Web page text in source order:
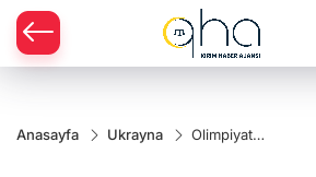
Anasayfa Ukrayna
Olimpiyat